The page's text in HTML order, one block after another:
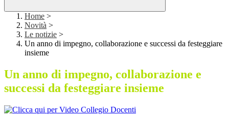
Home >
Novità >
Le notizie >
Un anno di impegno, collaborazione e successi da festeggiare
insieme
Un anno di impegno, collaborazione e
successi da festeggiare insieme